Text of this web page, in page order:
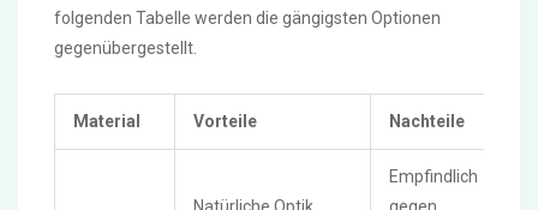
folgenden Tabelle werden die gängigsten Optionen
gegenübergestellt.
Material Vorteile Nachteile
Empfindlich